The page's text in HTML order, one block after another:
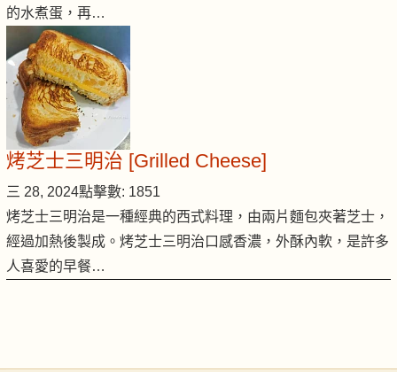
的水煮蛋，再…
烤芝士三明治 [Grilled Cheese]
三 28, 2024點擊數: 1851
烤芝士三明治是一種經典的西式料理，由兩片麵包夾著芝士，
經過加熱後製成。烤芝士三明治口感香濃，外酥內軟，是許多
人喜愛的早餐…